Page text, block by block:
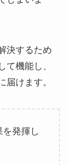
決するため
て機能し、
届けます。
発揮し